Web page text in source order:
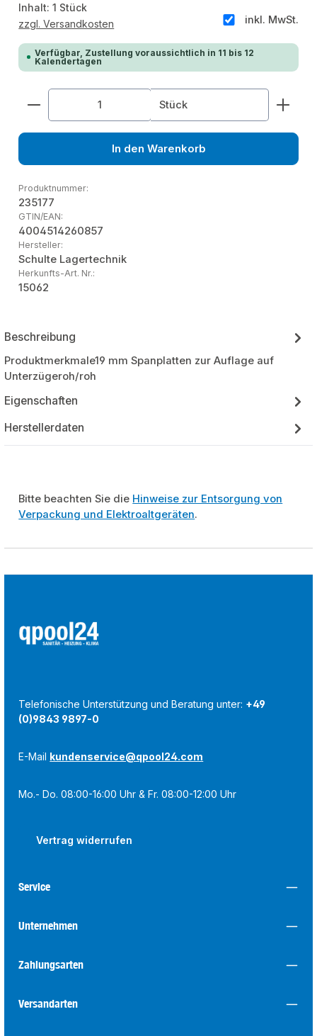
Inhalt:1 Stück
inkl. MwSt.
zzgl. Versandkosten
Verfügbar, Zustellung voraussichtlich in 11 bis 12
Kalendertagen
Produkt Anzahl: Gib den gewünschten Wert
Stück
In den Warenkorb
Produktnummer:
235177
GTIN/EAN:
4004514260857
Hersteller:
Schulte Lagertechnik
Herkunfts-Art. Nr.:
15062
Beschreibung
Produktmerkmale19 mm Spanplatten zur Auflage auf
Unterzügeroh/roh
Eigenschaften
Herstellerdaten
Bitte beachten Sie die Hinweise zur Entsorgung von
Verpackung und Elektroaltgeräten.
Telefonische Unterstützung und Beratung unter: +49
(0)9843 9897-0
E-Mail kundenservice@qpool24.com
Mo.- Do. 08:00-16:00 Uhr & Fr. 08:00-12:00 Uhr
Vertrag widerrufen
Service
Unternehmen
Zahlungsarten
Versandarten